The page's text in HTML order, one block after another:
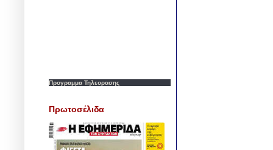
Προγραμμα Τηλεορασης
Πρωτοσέλιδα